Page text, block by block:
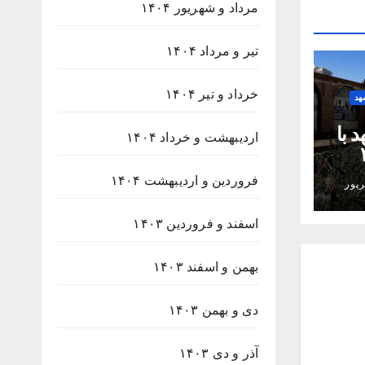
با
مرداد و شهریور ۱۴۰۴
تیر و مرداد ۱۴۰۴
خرداد و تیر ۱۴۰۴
اردیبهشت و خرداد ۱۴۰۴
فروردین و اردیبهشت ۱۴۰۴
اسفند و فروردین ۱۴۰۳
بهمن و اسفند ۱۴۰۳
دی و بهمن ۱۴۰۳
آذر و دی ۱۴۰۳